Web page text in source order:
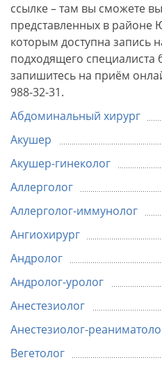
ссылке – там вы сможете
представленных в районе
которым доступна запись
подходящего специалиста
запишитесь на приём
988-32-31.
Абдоминальный хирург
Акушер
Акушер-гинеколог
Аллерголог
Аллерголог-иммунолог
Ангиохирург
Андролог
Андролог-уролог
Анестезиолог
Анестезиолог-
Вегетолог